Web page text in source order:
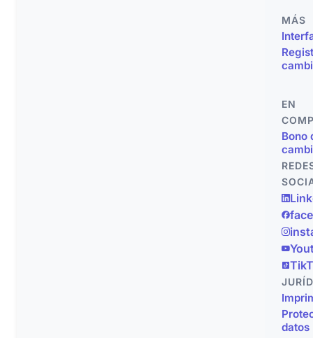
MÁS
EN
Bono
datos